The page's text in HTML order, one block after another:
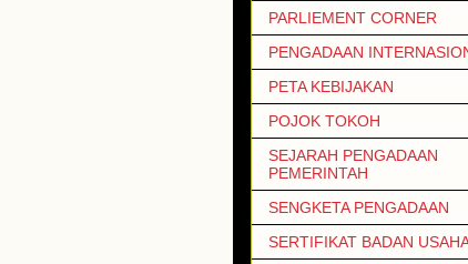
PARLIEMENT CORNER
PENGADAAN
PETA KEBIJAKAN
POJOK TOKOH
SEJARAH PENGADAAN
PEMERINTAH
SENGKETA PENGADAAN
SERTIFIKAT BADAN